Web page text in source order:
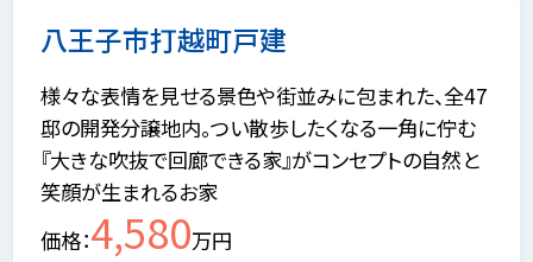
八王子市打越町戸建
様々な表情を見せる景色や街並みに包まれた、全47
邸の開発分譲地内。つい散歩したくなる一角に佇む
『大きな吹抜で回廊できる家』がコンセプトの自然と
笑顔が生まれるお家
価格 4,580万円